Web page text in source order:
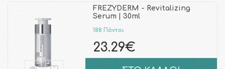
FREZYDERM - Revitalizing
Serum | 30ml
188 Πόντοι
23.29€